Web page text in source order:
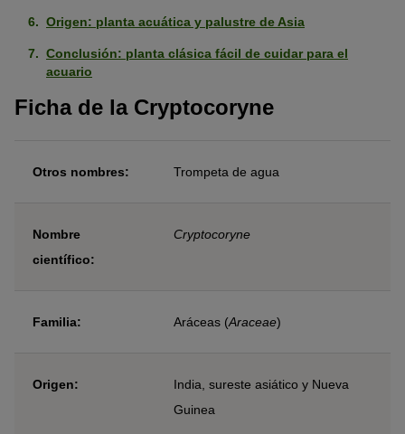
Origen: planta acuática y palustre de Asia
Conclusión: planta clásica fácil de cuidar para el
acuario
Ficha de la Cryptocoryne
Otros nombres: Trompeta de agua
Nombre
científico:
Cryptocoryne
Familia: Aráceas (Araceae)
Origen:
India, sureste asiático y Nueva
Guinea